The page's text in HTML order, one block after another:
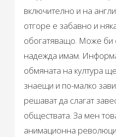
включително и на
отгоре е забавно и
обогатяващо. Може би
надежда имам.
обмяната на култура
знаещи и по-малко
решават да слагат
обществата. За мен
анимационна